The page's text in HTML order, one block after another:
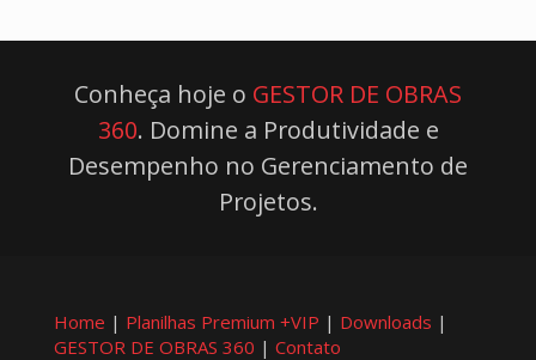
Conheça hoje o GESTOR DE OBRAS
360. Domine a Produtividade e
Desempenho no Gerenciamento de
Projetos.
Home | Planilhas Premium +VIP | Downloads |
GESTOR DE OBRAS 360 | Contato